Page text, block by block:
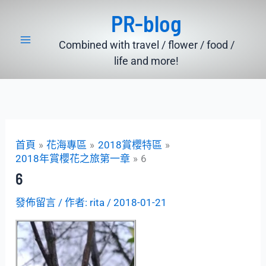
PR-blog
Combined with travel / flower / food /
life and more!
首頁 花海專區
2018賞櫻特區
2018年賞櫻花之旅第一章
6
6
發佈留言 / 作者: rita /2018-01-21